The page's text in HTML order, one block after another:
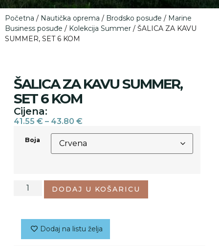
Početna / Nautička oprema / Brodsko posuđe / Marine
Business posuđe / Kolekcija Summer / ŠALICA ZA KAVU
SUMMER, SET 6 KOM
ŠALICA ZA KAVU SUMMER,
SET 6 KOM
Cijena:
41.55 € – 43.80 €
Boja
DODAJ U KOŠARICU
Dodaj na listu želja